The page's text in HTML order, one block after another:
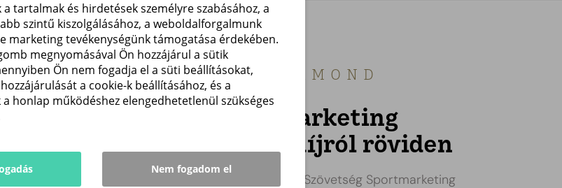
SPORT DIAMOND
A Sportmarketing
Gyémántdíjról röviden
A Magyar Marketing Szövetség Sportmarketing
tartalmak és hirdetések személyre szabásához, a
szintű kiszolgálásához, a weboldalforgalmunk
marketing tevékenységünk támogatása érdekében.
gomb megnyomásával Ön hozzájárul a sütik
Ön nem fogadja el a süti beállításokat,
a cookie-k beállításához, és a
honlap működéshez elengedhetetlenül szükséges
Nem fogadom el